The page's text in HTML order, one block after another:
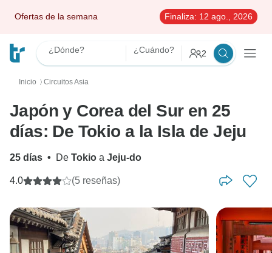
Ofertas de la semana Finaliza: 12 ago., 2026
¿Dónde? ¿Cuándo? 2
Inicio 〉 Circuitos Asia
Japón y Corea del Sur en 25
días: De Tokio a la Isla de Jeju
25 días • De Tokio a Jeju-do
4.0 (5 reseñas)